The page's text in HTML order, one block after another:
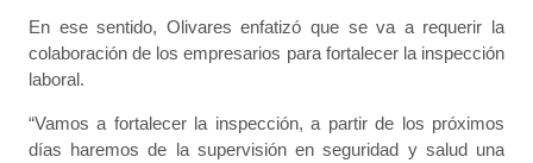
En ese sentido, Olivares enfatizó que se va a requerir la
colaboración de los empresarios para fortalecer la inspección
laboral.
“Vamos a fortalecer la inspección, a partir de los próximos
días haremos de la supervisión en seguridad y salud una